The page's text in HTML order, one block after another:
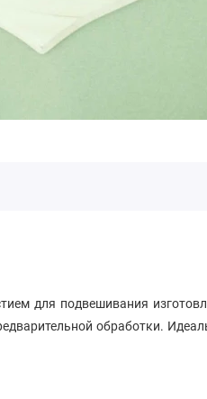
для подвешивания
обработки.